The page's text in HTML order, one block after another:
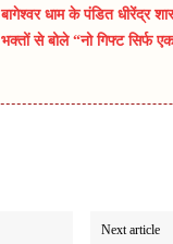
बागेश्वर धाम के पंडित धीरेंद्र
भक्तों से बोले “नो गिफ्ट सिर्फ
Next article